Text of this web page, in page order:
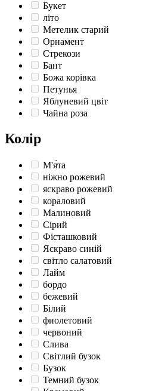
Букет
літо
Метелик старий
Орнамент
Стрекози
Бант
Божа корівка
Петунья
Яблуневий цвіт
Чайна роза
Колір
М'я́та
ніжно рожевий
яскраво рожевий
кораловий
Малиновий
Сірий
Фісташковий
Яскраво синій
світло салатовий
Лайм
бордо
бежевий
Білий
фиолетовий
червоний
Слива
Світлий бузок
Бузок
Темний бузок